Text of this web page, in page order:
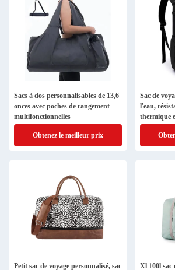
Sacs à dos personnalisables de 13,6
onces avec poches de rangement
multifonctionnelles
Obtenez le meilleur prix
Sac de
l'eau,
thermique
Petit sac de voyage personnalisé, sac
Xl 100l sac